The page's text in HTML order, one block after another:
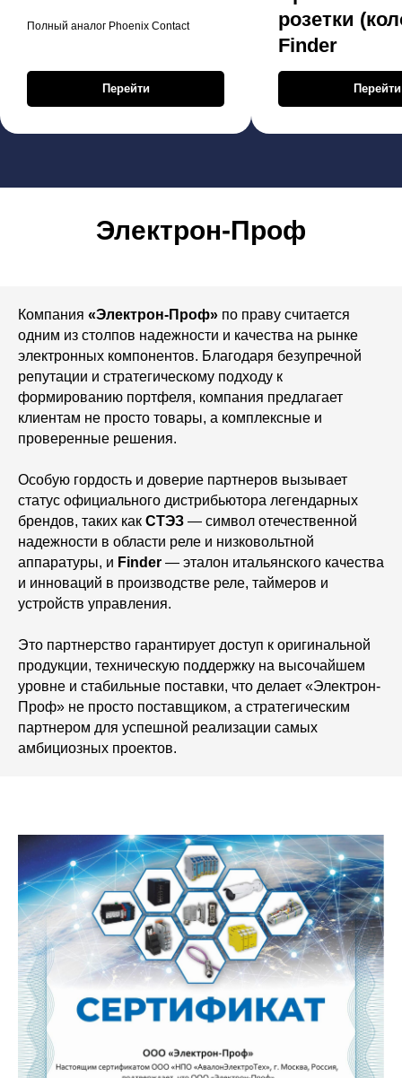
Полный аналог Phoenix Contact
Перейти
розетки
Finder
Перейти
Электрон-Проф
Компания «Электрон-Проф» по праву считается
одним из столпов надежности и качества на рынке
электронных компонентов. Благодаря безупречной
репутации и стратегическому подходу к
формированию портфеля, компания предлагает
клиентам не просто товары, а комплексные и
проверенные решения.
Особую гордость и доверие партнеров вызывает
статус официального дистрибьютора легендарных
брендов, таких как СТЭЗ — символ отечественной
надежности в области реле и низковольтной
аппаратуры, и Finder — эталон итальянского качества
и инноваций в производстве реле, таймеров и
устройств управления.
Это партнерство гарантирует доступ к оригинальной
продукции, техническую поддержку на высочайшем
уровне и стабильные поставки, что делает «Электрон-
Проф» не просто поставщиком, а стратегическим
партнером для успешной реализации самых
амбициозных проектов.